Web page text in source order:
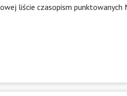
liście czasopism punktowanych